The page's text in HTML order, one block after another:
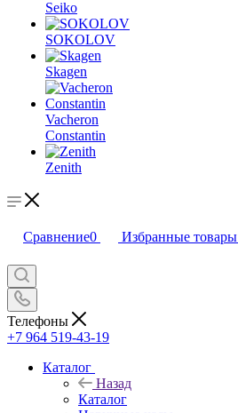
Seiko
SOKOLOV
Skagen
Vacheron
Constantin
Zenith
Сравнение0 Избранные товары
Телефоны
+7 964 519-43-19
Каталог
Назад
Каталог